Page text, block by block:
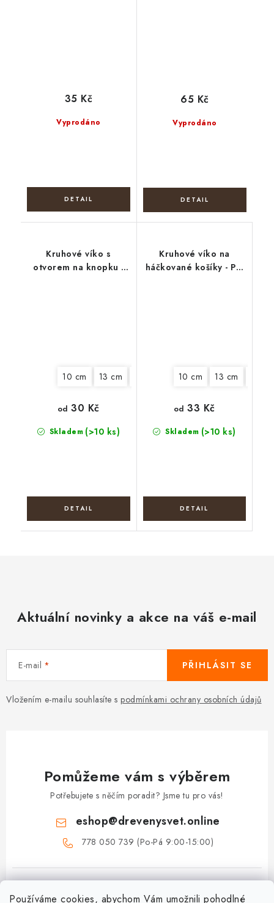
Používáme cookies, abychom Vám umožnili pohodlné
Vyprodáno
35 Kč
Vyprodáno
65 Kč
Kruhové víko s
otvorem na knopku -
10 cm 13 cm 22 cm
Skladem (>10 ks)
od 30 Kč
Kruhové víko na
háčkované košíky - Psí
10 cm 13 cm
Skladem (>10 ks)
od 33 Kč
Aktuální novinky a akce na váš e-mail
E-mail
Vložením e-mailu souhlasíte s podmínkami ochrany osobních údajů
PŘIHLÁSIT SE
Pomůžeme vám s výběrem
Potřebujete s něčím poradit? Jsme tu pro vás!
eshop@drevenysvet.online
778 050 739 (Po-Pá 9:00-15:00)